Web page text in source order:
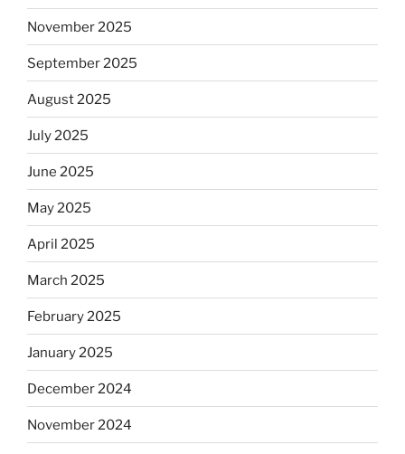
November 2025
September 2025
August 2025
July 2025
June 2025
May 2025
April 2025
March 2025
February 2025
January 2025
December 2024
November 2024